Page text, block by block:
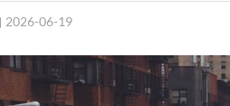
2026-06-19